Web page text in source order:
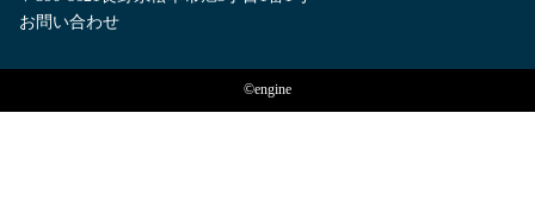
お問い合わせ
©engine